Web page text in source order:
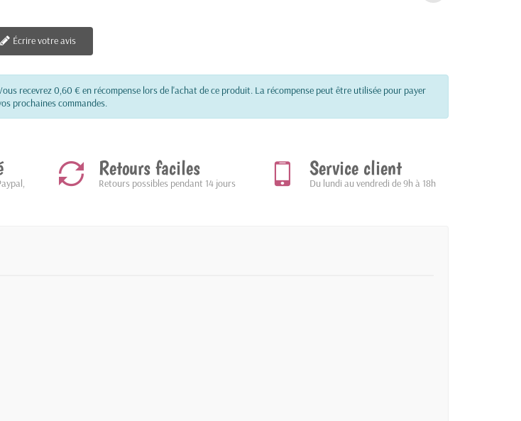
Écrire votre avis
recevrez 0,60 € en récompense lors de l'achat de ce produit. La récompense peut être utilisée pour payer
prochaines commandes.
Retours faciles
Retours possibles pendant 14 jours
Service client
Du lundi au vendredi de 9h à 18h